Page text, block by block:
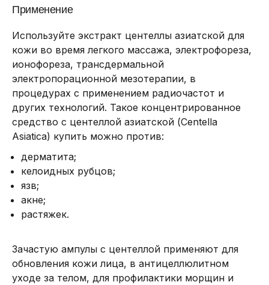
Применение
Используйте экстракт центеллы азиатской для
кожи во время легкого массажа, электрофореза,
ионофореза, трансдермальной
электропорационной мезотерапии, в
процедурах с применением радиочастот и
других технологий. Такое концентрированное
средство с центеллой азиатской (Centella
Asiatica) купить можно против:
дерматита;
келоидных рубцов;
язв;
акне;
растяжек.
Зачастую ампулы с центеллой применяют для
обновления кожи лица, в антицеллюлитном
уходе за телом, для профилактики морщин и